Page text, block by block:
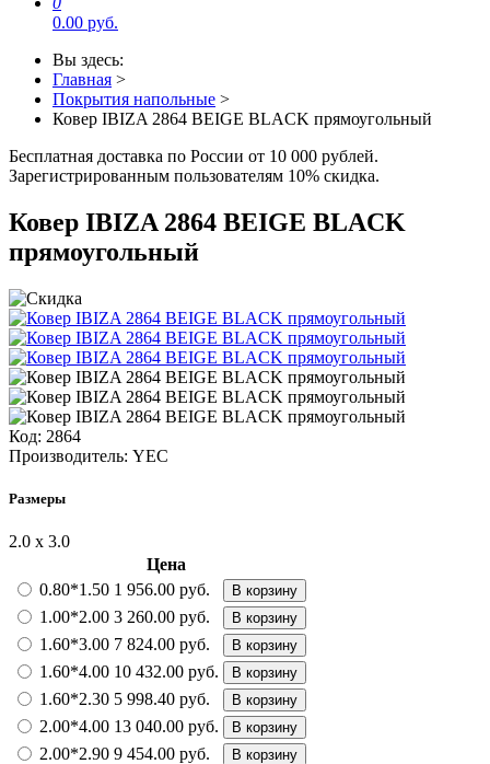
0.00 руб.
Вы здесь:
Главная >
Покрытия напольные >
Ковер IBIZA 2864 BEIGE BLACK прямоугольный
Бесплатная доставка по России от 10 000 рублей.
Зарегистрированным пользователям 10% скидка.
Ковер IBIZA 2864 BEIGE BLACK
прямоугольный
Код: 2864
Производитель: YEC
Размеры
2.0 х 3.0
Цена
0.80*1.50 1 956.00 руб. В корзину
1.00*2.00 3 260.00 руб. В корзину
1.60*3.00 7 824.00 руб. В корзину
1.60*4.00 10 432.00 руб. В корзину
1.60*2.30 5 998.40 руб. В корзину
2.00*4.00 13 040.00 руб. В корзину
2.00*2.90 9 454.00 руб. В корзину